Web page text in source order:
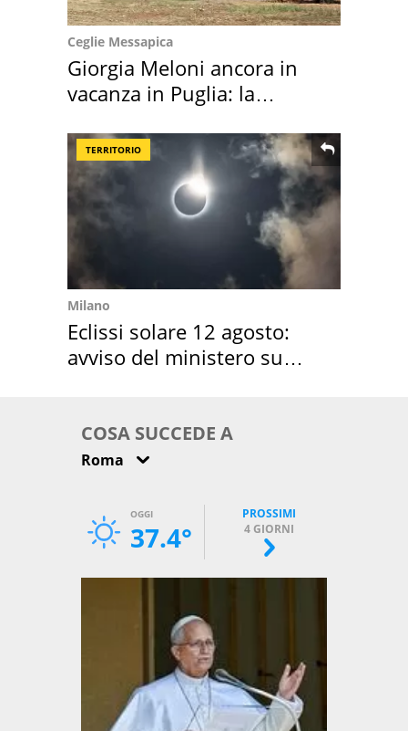
Ceglie Messapica
Giorgia Meloni ancora in
vacanza in Puglia: la
TERRITORIO
Milano
Eclissi solare 12 agosto:
avviso del ministero su